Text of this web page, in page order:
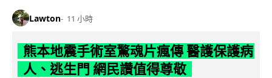
Lawton 11 小時
熊本地震手術室驚魂片瘋傳 醫護保護病
人、逃生門 網民讚值得尊敬